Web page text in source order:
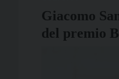
Giacomo
del premio
Quanti